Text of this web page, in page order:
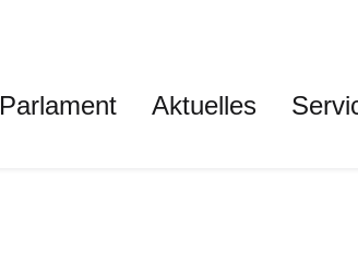
Hauptnavigation
Parlament Aktuelles